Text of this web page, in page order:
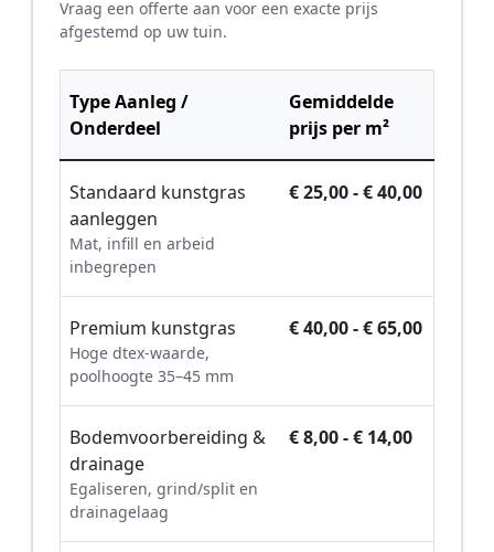
Vraag een offerte aan voor een exacte prijs
afgestemd op uw tuin.
Type Aanleg /
Onderdeel
Gemiddelde
prijs per m²
Standaard kunstgras
aanleggen
Mat, infill en arbeid
inbegrepen
€ 25,00 - € 40,00
Premium kunstgras
Hoge dtex-waarde,
poolhoogte 35–45 mm
€ 40,00 - € 65,00
Bodemvoorbereiding &
drainage
Egaliseren, grind/split en
drainagelaag
€ 8,00 - € 14,00